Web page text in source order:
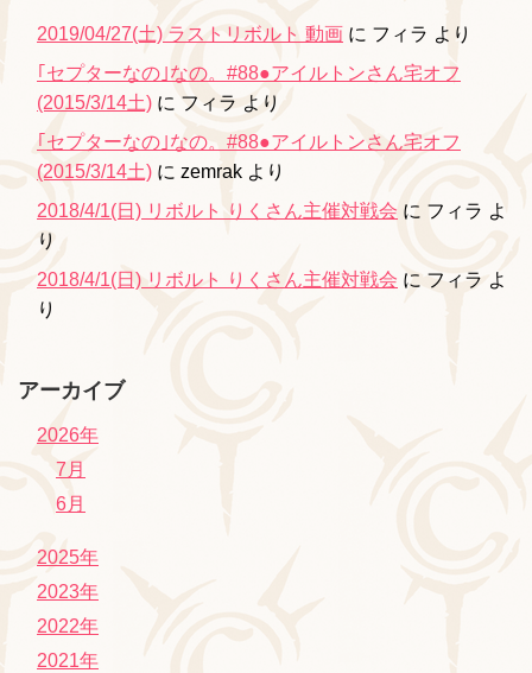
2019/04/27(土) ラストリボルト 動画 に フィラ より
｢セプターなの｣なの。#88●アイルトンさん宅オフ
(2015/3/14土) に フィラ より
｢セプターなの｣なの。#88●アイルトンさん宅オフ
(2015/3/14土) に zemrak より
2018/4/1(日) リボルト りくさん主催対戦会 に フィラ よ
り
2018/4/1(日) リボルト りくさん主催対戦会 に フィラ よ
り
アーカイブ
2026年
7月
6月
2025年
2023年
2022年
2021年